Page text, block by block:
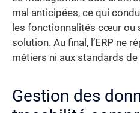
mal anticipées, ce qui
les fonctionnalités cœur ou
solution. Au final, l’ERP ne
métiers ni aux standards
Gestion des